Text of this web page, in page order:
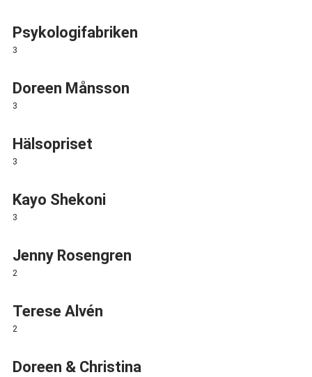
Psykologifabriken
3
Doreen Månsson
3
Hälsopriset
3
Kayo Shekoni
3
Jenny Rosengren
2
Terese Alvén
2
Doreen & Christina